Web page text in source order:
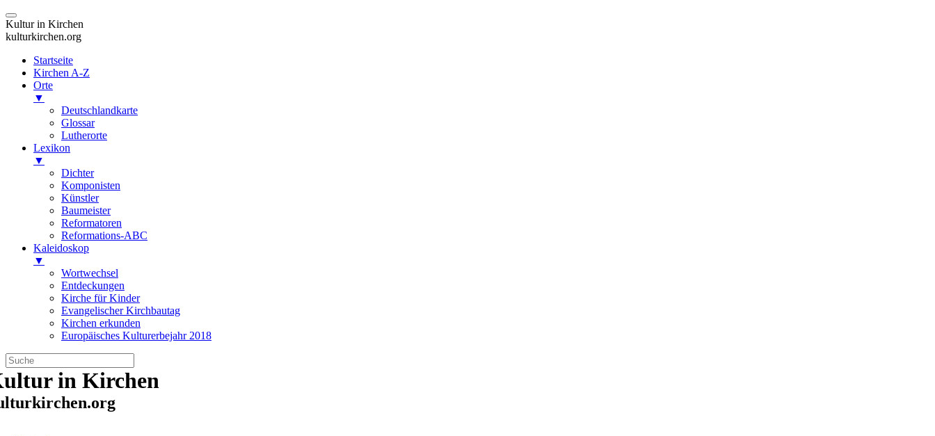
Kultur in Kirchen
kulturkirchen.org
Startseite
Kirchen A-Z
Orte
▼
Deutschlandkarte
Glossar
Lutherorte
Lexikon
▼
Dichter
Komponisten
Künstler
Baumeister
Reformatoren
Reformations-ABC
Kaleidoskop
▼
Wortwechsel
Entdeckungen
Kirche für Kinder
Evangelischer Kirchbautag
Kirchen erkunden
Europäisches Kulturerbejahr 2018
Zum
Inhalt
springen
in Kirchen